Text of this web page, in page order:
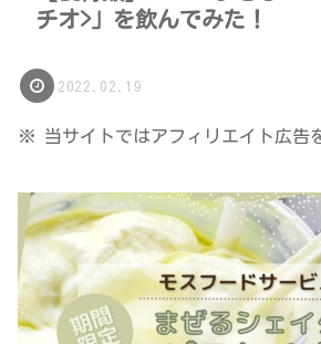
チオ>」を飲んでみた！
2022.02.19
※ 当サイトではアフィリエイト広告